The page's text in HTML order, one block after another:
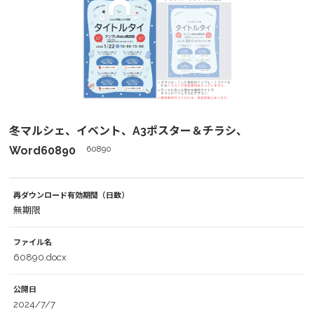
冬マルシェ、イベント、A3ポスター＆チラシ、
Word60890
60890
再ダウンロード有効期間（日数）
無期限
ファイル名
60890.docx
公開日
2024/7/7